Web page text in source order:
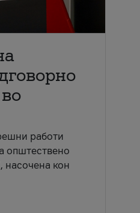
работи
општествено
насочена кон